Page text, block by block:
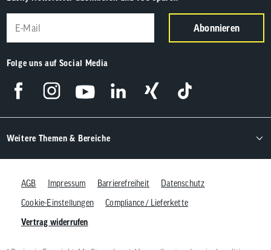
Abonnieren
Folge uns auf Social Media
Weitere Themen & Bereiche
AGB Impressum Barrierefreiheit
Datenschutz
Cookie-Einstellungen
Compliance / Lieferkette
Vertrag widerrufen